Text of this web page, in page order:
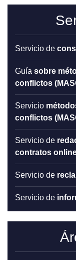
servicio de
guía sobre
conflictos (
servicio
conflictos (
servicio de
contratos
servicio de
servicio de